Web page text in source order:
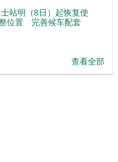
站明（8日）起恢复使
位置 完善候车配套
查看全部